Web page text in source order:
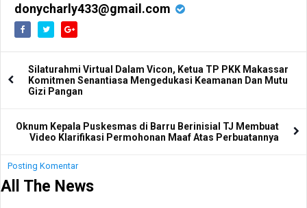
donycharly433@gmail.com
Silaturahmi Virtual Dalam Vicon, Ketua TP PKK Makassar
Komitmen Senantiasa Mengedukasi Keamanan Dan Mutu
Gizi Pangan
Oknum Kepala Puskesmas di Barru Berinisial TJ Membuat
Video Klarifikasi Permohonan Maaf Atas Perbuatannya
Posting Komentar
All The News